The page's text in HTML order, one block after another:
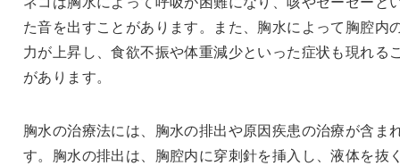
た音を出すことがあります。また、胸水によって胸腔内
力が上昇し、食欲不振や体重減少といった症状も現れる
があります。
胸水の治療法には、胸水の排出や原因疾患の治療が含ま
す。胸水の排出は、胸腔内に穿刺針を挿入し、液体を抜